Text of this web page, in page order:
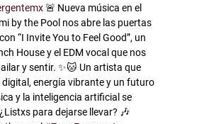
🚨 Nueva música en el
by the Pool nos abre las puertas
“I Invite You to Feel Good”, un
House y el EDM vocal que nos
y sentir. ✨🐱 Un artista que
energía vibrante y un futuro
y la inteligencia artificial se
para dejarse llevar? 🎶